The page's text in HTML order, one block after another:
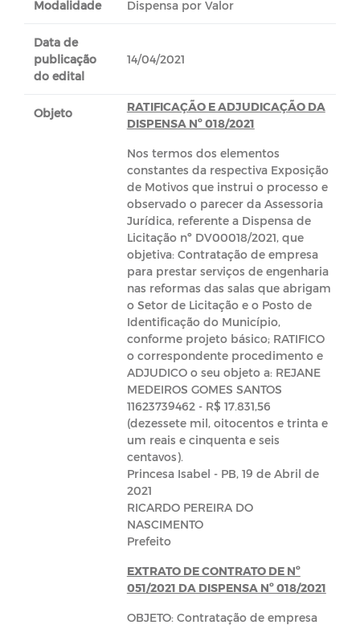
Modalidade Dispensa por Valor
Data de
publicação
do edital
14/04/2021
Objeto
RATIFICAÇÃO E ADJUDICAÇÃO DA
DISPENSA Nº 018/2021
Nos termos dos elementos
constantes da respectiva Exposição
de Motivos que instrui o processo e
observado o parecer da Assessoria
Jurídica, referente a Dispensa de
Licitação nº DV00018/2021, que
objetiva: Contratação de empresa
para prestar serviços de engenharia
nas reformas das salas que abrigam
o Setor de Licitação e o Posto de
Identificação do Município,
conforme projeto básico; RATIFICO
o correspondente procedimento e
ADJUDICO o seu objeto a: REJANE
MEDEIROS GOMES SANTOS
11623739462 - R$ 17.831,56
(dezessete mil, oitocentos e trinta e
um reais e cinquenta e seis
centavos).
Princesa Isabel - PB, 19 de Abril de
2021
RICARDO PEREIRA DO
NASCIMENTO
Prefeito
EXTRATO DE CONTRATO DE Nº
051/2021 DA DISPENSA Nº 018/2021
OBJETO: Contratação de empresa